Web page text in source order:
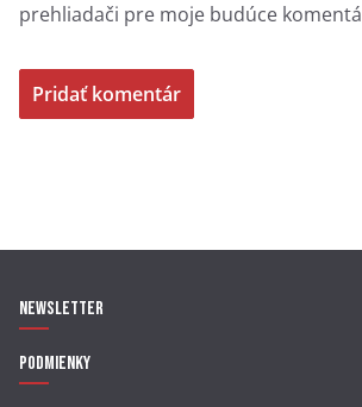
prehliadači pre moje budúce
Newsletter
Podmienky